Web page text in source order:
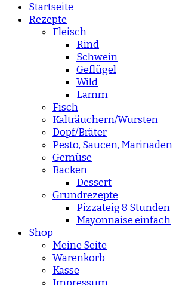
Startseite
Rezepte
Fleisch
Rind
Schwein
Geflügel
Wild
Lamm
Fisch
Kalträuchern/Wursten
Dopf/Bräter
Pesto, Saucen, Marinaden
Gemüse
Backen
Dessert
Grundrezepte
Pizzateig 8 Stunden
Mayonnaise einfach
Shop
Meine Seite
Warenkorb
Kasse